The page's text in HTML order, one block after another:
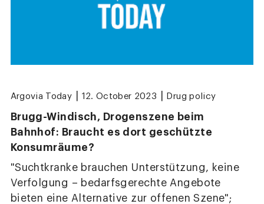
Argovia Today 12. October 2023 Drug policy
Brugg-Windisch, Drogenszene beim
Bahnhof: Braucht es dort geschützte
Konsumräume?
"Suchtkranke brauchen Unterstützung, keine
Verfolgung – bedarfsgerechte Angebote
bieten eine Alternative zur offenen Szene";